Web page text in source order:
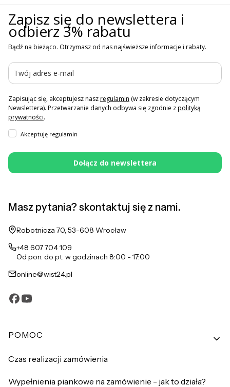
Zapisz się do newslettera i
odbierz 3% rabatu
Bądź na bieżąco. Otrzymasz od nas najświeższe informacje i rabaty.
Zapisując się, akceptujesz naszregulamin (w zakresie dotyczącym
Newslettera). Przetwarzanie danych odbywa się zgodnie zpolityką
prywatności.
Akceptuję regulamin
Dołącz do newslettera
Masz pytania? skontaktuj się z nami.
Adres:
Robotnicza 70, 53-608 Wrocław
+48 607 704 109
Od pon. do pt. w godzinach 8:00 - 17:00
online@wist24.pl
Linki w stopce
POMOC
Czas realizacji zamówienia
Wypełnienia piankowe na zamówienie - jak to działa?